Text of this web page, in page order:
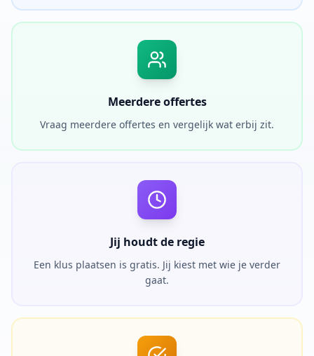
Meerdere offertes
Vraag meerdere offertes en vergelijk wat erbij zit.
Jij houdt de regie
Een klus plaatsen is gratis. Jij kiest met wie je verder
gaat.